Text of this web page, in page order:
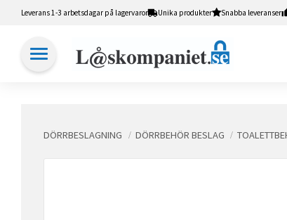
Leverans 1-3 arbetsdagar på lagervaror Unika produkter Snabba leveranser
DÖRRBESLAGNING DÖRRBEHÖR BESLAG